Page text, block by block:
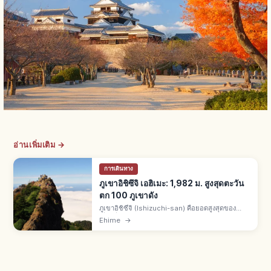
อ่านเพิ่มเติม →
การเดินทาง
ภูเขาอิชิซึจิ เอฮิเมะ: 1,982 ม. สูงสุดตะวัน
ตก 100 ภูเขาดัง
ภูเขาอิชิซึจิ (Ishizuchi-san) คือยอดสูงสุดของ
ญี่ปุ่นฝั่งตะวันตก 1,982 ม. รอยต่อไซโจกับคุมะโค
Ehime →